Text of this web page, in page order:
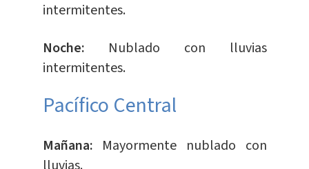
intermitentes.
Noche: Nublado con lluvias
intermitentes.
Pacífico Central
Mañana: Mayormente nublado con